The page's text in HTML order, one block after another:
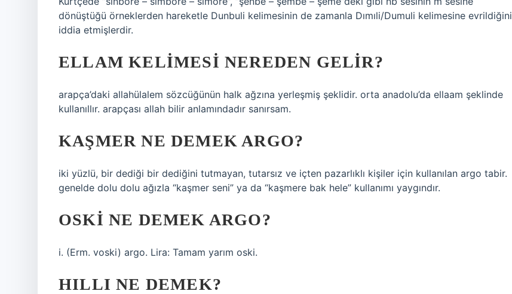
dönüştüğü örneklerden hareketle Dunbuli kelimesinin de zamanla Dımıli/Dumuli kelimesine evrildiğini
iddia etmişlerdir.
ELLAM KELIMESI NEREDEN GELIR?
arapça’daki allahülalem sözcüğünün halk ağzına yerleşmiş şeklidir. orta anadolu’da ellaam şeklinde
kullanıllır. arapçası allah bilir anlamındadır sanırsam.
KAŞMER NE DEMEK ARGO?
iki yüzlü, bir dediği bir dediğini tutmayan, tutarsız ve içten pazarlıklı kişiler için kullanılan argo tabir.
genelde dolu dolu ağızla “kaşmer seni” ya da “kaşmere bak hele” kullanımı yaygındır.
OSKI NE DEMEK ARGO?
i. (Erm. voski) argo. Lira: Tamam yarım oski.
HILLI NE DEMEK?